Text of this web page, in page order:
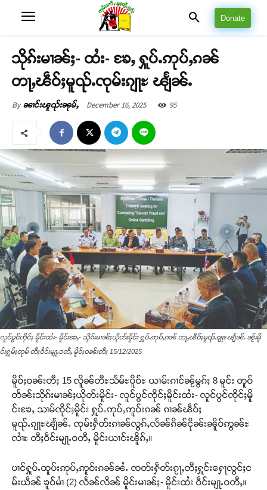
Donate
သိုၵ်းမၢၼ်ႈ- ထႆး- ၶႄႇ ႁူပ်ႉဢုပ်ႇၵၼ်
တႃႇၽဵဝ်ႈမူၺ်ႉၸုမ်းၵျႃႊ ၽျႅၼ်ႉ
By ၼၢင်းၽူၺ်းၼုမ်ႇ December 16, 2025 95
လူင်ပွင်ၸိုင်ႈ မိူင်းထႆး- မိူင်းၶႄႇ- သိုၵ်းမၢၼ်ႈယိုတ်းမိူင်း ႁူပ်ႉဢုပ်ႇၵၼ် တႃႇၽဵဝ်ႈမူၺ်ႉၵျႃႊၽျႅၼ်ႉ ၼႂ်းမိူ
င်းႁူမ်ႈတုမ် တီႈဝဵင်းမျႃႉဝတီႇ မိူဝ်ႈဝၼ်းတီႈ 15/12/2025
မိူဝ်ႈဝၼ်းတီႈ 15 လိူၼ်တီႊသႅမ်ႊပိူဝ်ႊ ယၢမ်းၵၢင်ၼႂ်မွၵ်ႈ 8 မူင်း တူဝ်
တႅၼ်းသိုၵ်းမၢၼ်ႈယိုတ်းမိူင်း- လူင်ပွင်ၸိုင်ႈမိူင်းထႆး- လူင်ပွင်ၸိုင်ႈမိူ
င်းၶႄႇ သၢမ်ၸိုင်ႈမိူင်း ႁူပ်ႉဢုပ်ႇဢူဝ်းၵၼ် ၵၢၼ်ၽဵဝ်ႈ
မူၺ်ႉၵျႃႊၽျႅၼ်ႉ ၸုမ်းႁဵတ်းၵၢၼ်လွၵ်ႇလႅၼ်ၵိၼ်ငိုၼ်းၼိူဝ်ဢွၼ်ႊ
လၢႆႊ တီႈဝဵင်းမျႃႉဝတီႇ မိူင်းယၢင်းၽိူၵ်ႇ။
ပၢင်ႁူပ်ႉထူပ်းဢုပ်ႇဢူဝ်းၵၼ်ၼႆႉ ၸတ်းႁဵတ်းၵႂႃႇတီႈႁူင်းႁေႃလွင်ႈင
မ်းယဵၼ် ၶူဝ်မၢႆ (2) လႅၼ်လိၼ် မိူင်းမၢၼ်ႈ- မိူင်းထႆး ဝဵင်းမျႃႉဝတီႇ။